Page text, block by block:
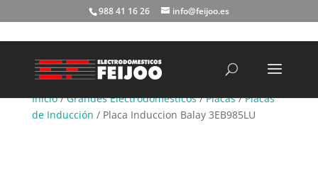
988 41 16 26 info@feijoo.es
Inicio/Grandes Electrodomésticos/Placas/Placas
de Inducción / Placa Induccion Balay 3EB985LU